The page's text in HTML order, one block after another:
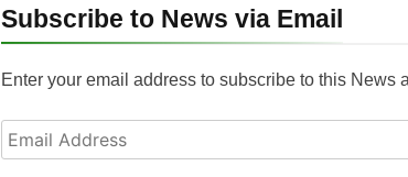
Subscribe to News via Email
Enter your email address to subscribe to this
Email
Address